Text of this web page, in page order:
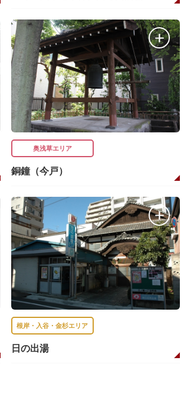
奥浅草エリア
銅鐘（今戸）
根岸・入谷・金杉エリア
日の出湯